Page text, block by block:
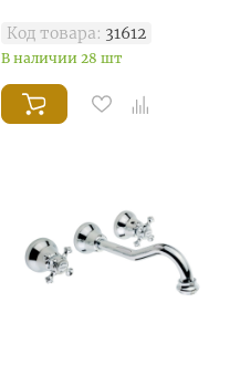
Код товара: 31612
В наличии 28 шт